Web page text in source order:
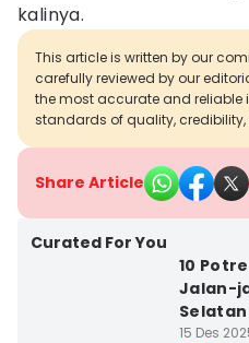
kalinya.
This article is written by our
carefully reviewed by our
the most accurate and reliable
standards of quality,
Share Article
Curated For You
10
Jalan-
Selatan
15 Des